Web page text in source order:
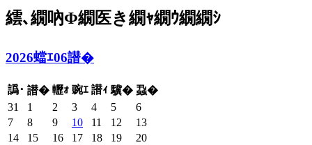
繧､繝吶Φ繝医き繝ｬ繝ｳ繝繝ｼ
2026蟷ｴ06譛�
譌･ 譛� 轣ｫ 豌ｴ 譛ｨ 驥� 蝨�
31
1 2 3 4 5
6
7
8 9 10 11 12
13
14
15 16 17 18 19
20